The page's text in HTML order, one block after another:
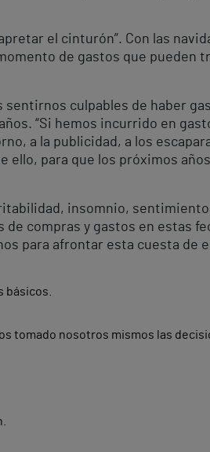
el cinturón”. Con las
de gastos que pueden
sentirnos culpables de haber
“Si hemos incurrido en
a la publicidad, a los
ello, para que los próximos
insomnio,
compras y gastos en estas
para afrontar esta cuesta de
básicos.
tomado nosotros mismos las